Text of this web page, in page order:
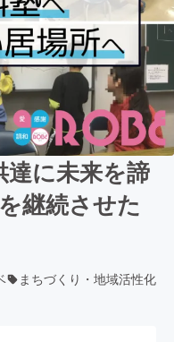
達に未来を諦
継続させた
まちづくり・地域活性化